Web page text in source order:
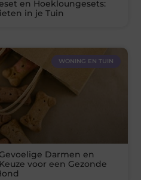
en Hoekloungesets:
in je Tuin
WONING EN TUIN
Darmen en
voor een Gezonde